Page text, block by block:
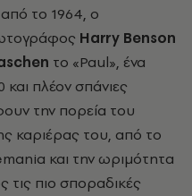
το 1964, ο
Harry Benson
το «Paul», ένα
πλέον σπάνιες
την πορεία του
καριέρας του, από το
και την ωριμότητα
τις πιο σποραδικές